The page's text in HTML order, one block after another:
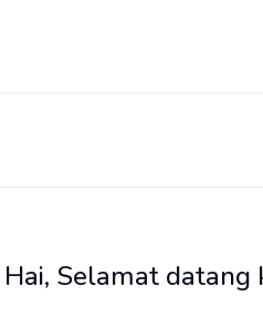
Hai, Selamat datang